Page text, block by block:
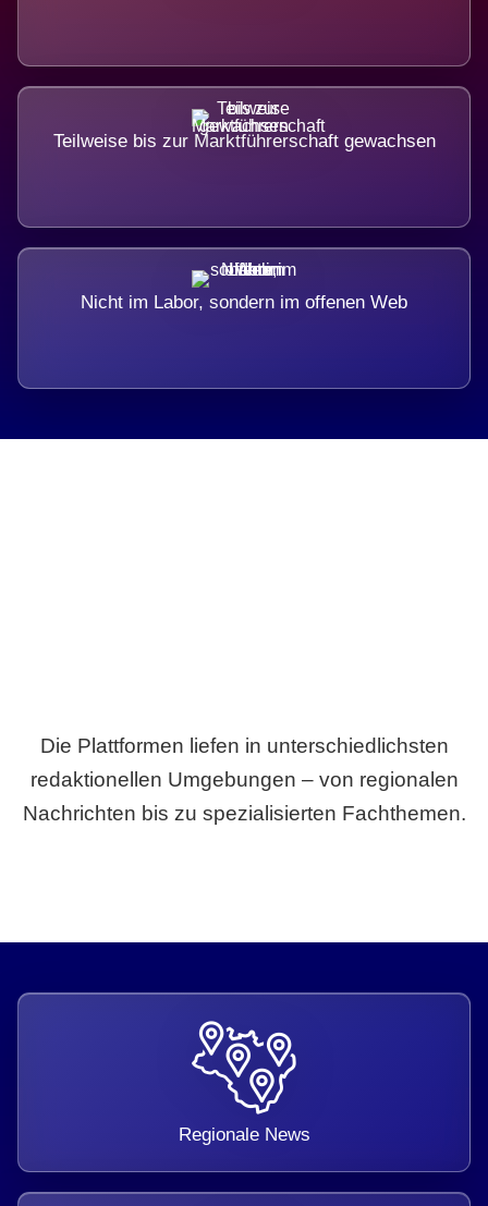
Teilweise bis zur Marktführerschaft gewachsen
Nicht im Labor, sondern im offenen Web
Die Plattformen liefen in unterschiedlichsten
redaktionellen Umgebungen – von regionalen
Nachrichten bis zu spezialisierten Fachthemen.
Regionale News